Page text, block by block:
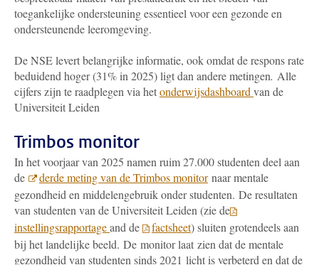
toegankelijke ondersteuning essentieel voor een gezonde en
ondersteunende leeromgeving.
De NSE levert belangrijke informatie, ook omdat de respons rate
beduidend hoger (31% in 2025) ligt dan andere metingen. Alle
cijfers zijn te raadplegen via hetonderwijsdashboard van de
Universiteit Leiden
Trimbos monitor
In het voorjaar van 2025 namen ruim 27.000 studenten deel aan
de
derde meting van de Trimbos monitornaar mentale
gezondheid en middelengebruik onder studenten. De resultaten
van studenten van de Universiteit Leiden (zie de
instellingsrapportageand de factsheet) sluiten grotendeels aan
bij het landelijke beeld. De monitor laat zien dat de mentale
gezondheid van studenten sinds 2021 licht is verbeterd en dat de